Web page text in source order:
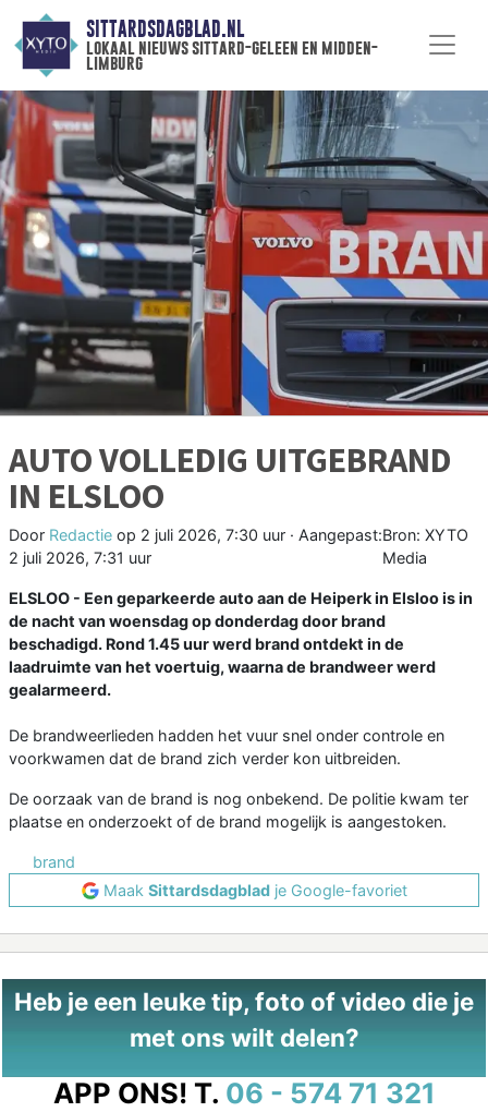
SITTARDSDAGBLAD.NL
lokaal nieuws sittard-geleen en midden-
limburg
AUTO VOLLEDIG UITGEBRAND
IN ELSLOO
Door Redactie op 2 juli 2026, 7:30 uur · Aangepast:
2 juli 2026, 7:31 uur
Bron: XYTO
Media
ELSLOO - Een geparkeerde auto aan de Heiperk in Elsloo is in
de nacht van woensdag op donderdag door brand
beschadigd. Rond 1.45 uur werd brand ontdekt in de
laadruimte van het voertuig, waarna de brandweer werd
gealarmeerd.
De brandweerlieden hadden het vuur snel onder controle en
voorkwamen dat de brand zich verder kon uitbreiden.
De oorzaak van de brand is nog onbekend. De politie kwam ter
plaatse en onderzoekt of de brand mogelijk is aangestoken.
brand
Maak Sittardsdagbladje Google-favoriet
Heb je een leuke tip, foto of video die je
met ons wilt delen?
APP ONS! T. 06 - 574 71 321